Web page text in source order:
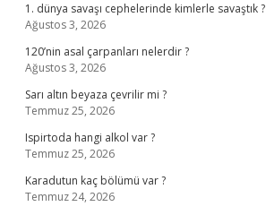
1. dünya savaşı cephelerinde kimlerle savaştık ?
Ağustos 3, 2026
120’nin asal çarpanları nelerdir ?
Ağustos 3, 2026
Sarı altın beyaza çevrilir mi ?
Temmuz 25, 2026
Ispirtoda hangi alkol var ?
Temmuz 25, 2026
Karadutun kaç bölümü var ?
Temmuz 24, 2026